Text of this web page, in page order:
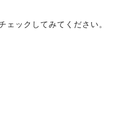
ェックしてみてください。